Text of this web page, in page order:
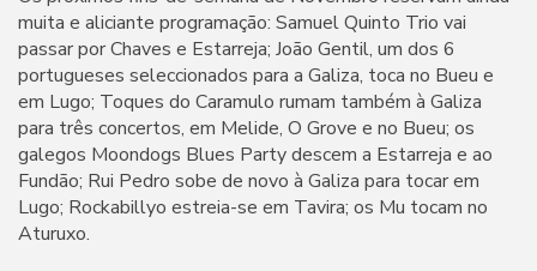
muita e aliciante programação: Samuel Quinto Trio vai
passar por Chaves e Estarreja; João Gentil, um dos 6
portugueses seleccionados para a Galiza, toca no Bueu e
em Lugo; Toques do Caramulo rumam também à Galiza
para três concertos, em Melide, O Grove e no Bueu; os
galegos Moondogs Blues Party descem a Estarreja e ao
Fundão; Rui Pedro sobe de novo à Galiza para tocar em
Lugo; Rockabillyo estreia-se em Tavira; os Mu tocam no
Aturuxo.